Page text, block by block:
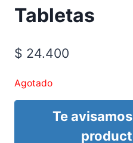
Tabletas
$ 24.400
Agotado
Te